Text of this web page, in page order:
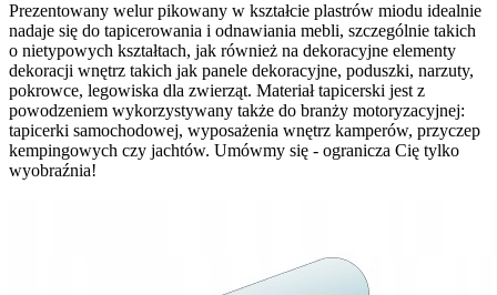
Prezentowany welur pikowany w kształcie plastrów miodu idealnie
nadaje się do tapicerowania i odnawiania mebli, szczególnie takich
o nietypowych kształtach, jak również na dekoracyjne elementy
dekoracji wnętrz takich jak panele dekoracyjne, poduszki, narzuty,
pokrowce, legowiska dla zwierząt. Materiał tapicerski jest z
powodzeniem wykorzystywany także do branży motoryzacyjnej:
tapicerki samochodowej, wyposażenia wnętrz kamperów, przyczep
kempingowych czy jachtów. Umówmy się - ogranicza Cię tylko
wyobraźnia!